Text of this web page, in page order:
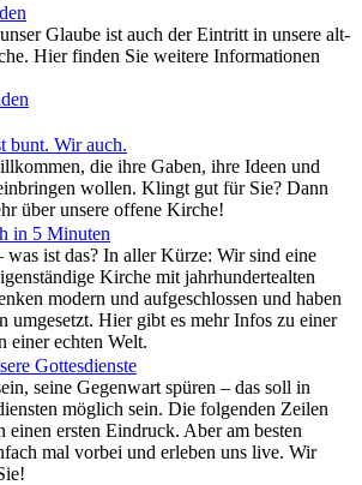
Glaube ist auch der Eintritt in unsere alt-
Hier finden Sie weitere Informationen
bunt. Wir auch.
die ihre Gaben, ihre Ideen und
wollen. Klingt gut für Sie? Dann
über unsere offene Kirche!
in 5 Minuten
ist das? In aller Kürze: Wir sind eine
Kirche mit jahrhundertealten
modern und aufgeschlossen und haben
umgesetzt. Hier gibt es mehr Infos zu einer
einer echten Welt.
Gottesdienste
seine Gegenwart spüren – das soll in
möglich sein. Die folgenden Zeilen
einen ersten Eindruck. Aber am besten
mal vorbei und erleben uns live. Wir